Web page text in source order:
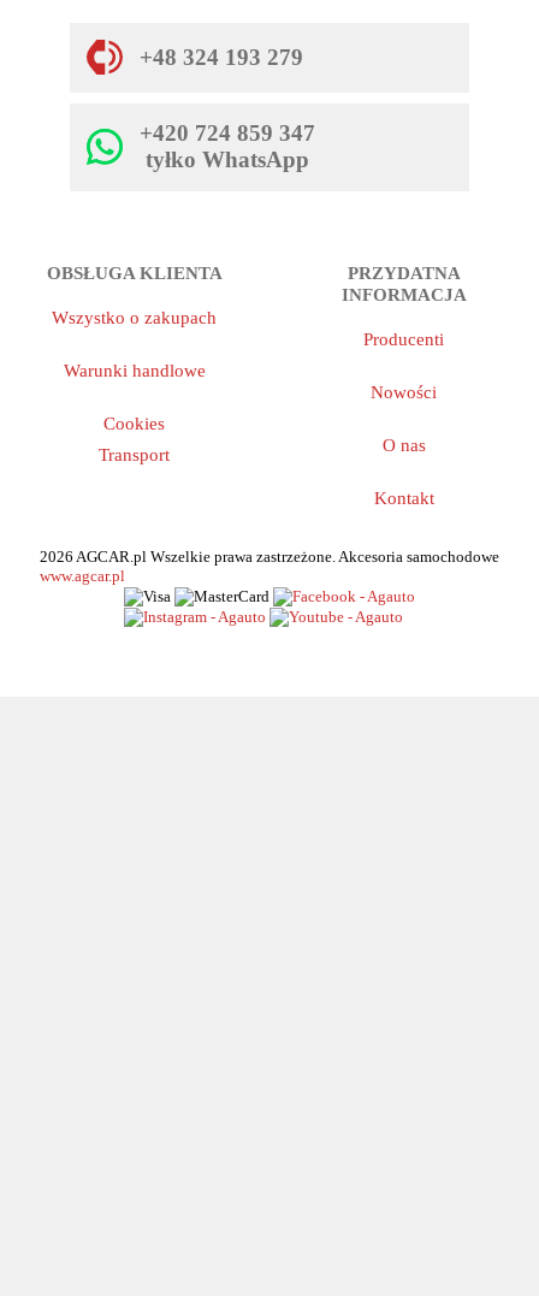
+48 324 193 279
+420 724 859 347
tyłko WhatsApp
OBSŁUGA KLIENTA
Wszystko o zakupach
Warunki handlowe
Cookies
Transport
PRZYDATNA
INFORMACJA
Producenti
Nowości
O nas
Kontakt
2026 AGCAR.pl Wszelkie prawa zastrzeżone. Akcesoria samochodowe
www.agcar.pl